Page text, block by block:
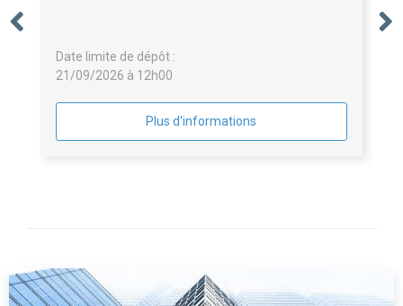
Date limite de dépôt :
21/09/2026 à 12h00
Plus d'informations